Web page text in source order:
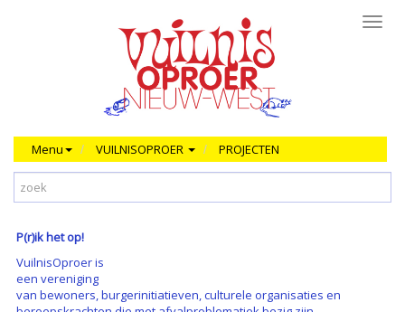
Menu VUILNISOPROER PROJECTEN
P(r)ik het op!
VuilnisOproer is
een vereniging
van bewoners, burgerinitiatieven, culturele organisaties en